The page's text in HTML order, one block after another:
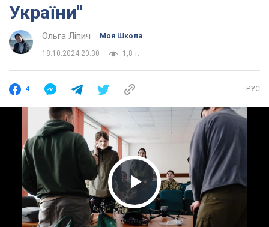
України"
Ольга Ліпич Моя Школа
18.10.2024 20:30 1,8 т.
4 РУС
Play Video